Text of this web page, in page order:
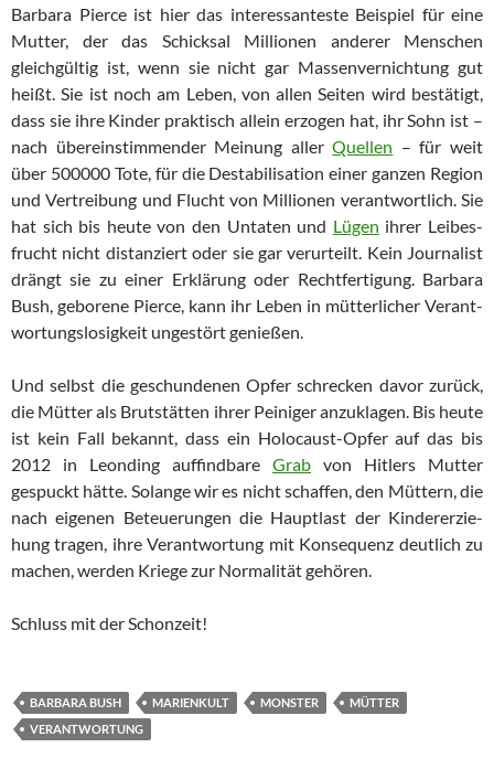
Barbara Pierce ist hier das interessanteste Beispiel für eine
Mutter, der das Schicksal Millionen anderer Menschen
gleichgültig ist, wenn sie nicht gar Massenvernichtung gut
heißt. Sie ist noch am Leben, von allen Seiten wird bestätigt,
dass sie ihre Kinder praktisch allein erzogen hat, ihr Sohn ist –
nach übereinstimmender Meinung allerQuellen – für weit
über 500000 Tote, für die Destabilisation einer gan­zen Region
und Vertreibung und Flucht von Millionen ver­ant­wort­lich. Sie
hat sich bis heute von den Untaten und Lügen ihrer Lei­bes­
frucht nicht distanziert oder sie gar verurteilt. Kein Journalist
drängt sie zu einer Erklärung oder Rechtfertigung. Barbara
Bush, ge­bo­re­ne Pierce, kann ihr Leben in mütterlicher Ver­ant­
wor­tungs­lo­sig­keit un­ge­stört genießen.
Und selbst die geschundenen Opfer schrecken davor zurück,
die Müt­ter als Brutstätten ihrer Peiniger anzuklagen. Bis heute
ist kein Fall bekannt, dass ein Holocaust-Opfer auf das bis
2012 in Leonding auffindbare Grab von Hitlers Mutter
gespuckt hätte. Solange wir es nicht schaffen, den Müttern, die
nach eigenen Beteuerungen die Haupt­last der Kin­der­er­zie­
hung tra­gen, ihre Verantwortung mit Kon­se­quenz deutlich zu
machen, wer­den Kriege zur Normalität gehören.
Schluss mit der Schonzeit!
BARBARA BUSH MARIENKULT MONSTER
MÜTTER
VERANTWORTUNG